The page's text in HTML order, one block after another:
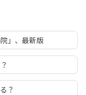
」、最新版
？